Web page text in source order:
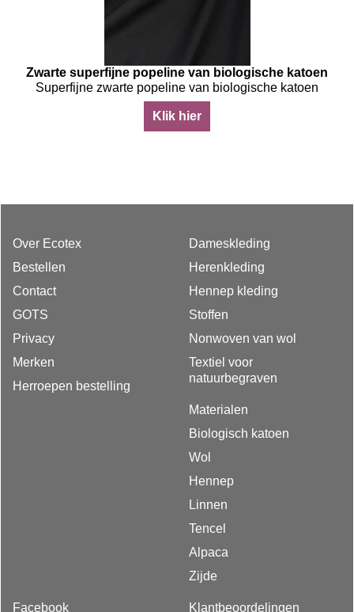
Zwarte superfijne popeline van biologische katoen
Superfijne zwarte popeline van biologische katoen
Klik hier
Over Ecotex
Bestellen
Contact
GOTS
Privacy
Merken
Herroepen bestelling
Dameskleding
Herenkleding
Hennep kleding
Stoffen
Nonwoven van wol
Textiel voor
natuurbegraven
Materialen
Biologisch katoen
Wol
Hennep
Linnen
Tencel
Alpaca
Zijde
Facebook Klantbeoordelingen